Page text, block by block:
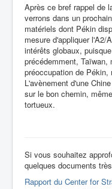
Après ce bref rappel de
verrons dans un
matériels dont Pékin
mesure d'appliquer l'A2/
intérêts globaux,
précédemment,
préoccupation de
L'avènement d'une
sur le bon chemin,
tortueux.
Si vous souhaitez
quelques documents
Rapport du Center for